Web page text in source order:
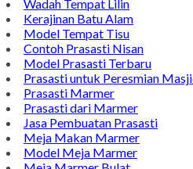
Gambar Patung Pieta
Kerajinan Batu Marmer
Kerajinan Vas Bunga
Wadah Tempat Lilin
Kerajinan Batu Alam
Model Tempat Tisu
Contoh Prasasti Nisan
Model Prasasti Terbaru
Prasasti untuk Peresmian Masjid
Prasasti Marmer
Prasasti dari Marmer